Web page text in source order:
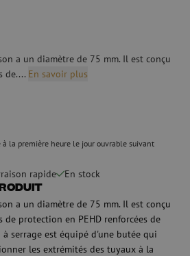
a un diamètre de 75 mm. Il est conçu
de.... En savoir plus
la première heure le jour ouvrable suivant
rapide En stock
a un diamètre de 75 mm. Il est conçu
de protection en PEHD renforcées de
à serrage est équipé d'une butée qui
les extrémités des tuyaux à la